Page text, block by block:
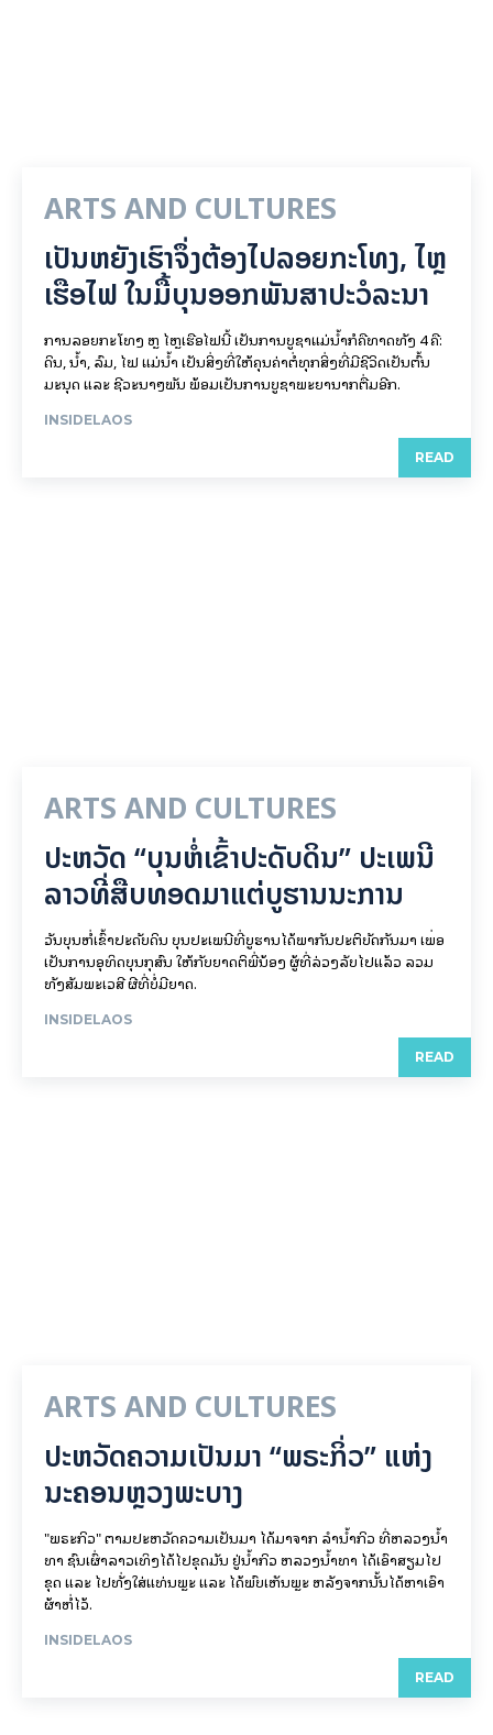
ARTS AND CULTURES
ເປັນ​ຫຍັງ​ເຮົາ​ຈຶ່ງ​ຕ້ອງ​ໄປລອຍ​ກະ​ໂທງ, ໄຫຼ​
ເຮືອ​ໄຟ ໃນ​ມື້​​ບຸນ​ອອກ​ພັນ​ສາ​ປະ​ວໍ​ລະ​ນາ
ການລອຍ​ກະ​ໂທງ ຫຼື ໄຫຼເຮືອໄຟນີ້ ເປັນການບູຊາແມ່ນໍ້າກໍຄືທາດທັງ 4 ຄື:
ດິນ, ນໍ້າ, ລົມ, ໄຟ ແມ່ນໍ້າ ເປັນສິ່ງທີ່ໃຫ້ຄຸນຄ່າຕໍ່ທຸກສິ່ງທີ່ມີຊີວິດເປັນຕົ້ນ
ມະນຸດ ແລະ ຊີວະນາໆພັນ ພ້ອມເປັນການບູຊາພະຍານາກຕື່ມອີກ.
INSIDELAOS
READ
ARTS AND CULTURES
ປະຫວັດ “ບຸນຫໍ່ເຂົ້າປະດັບດິນ” ປະເພນີ
ລາວທີ່ສືບທອດມາແຕ່ບູຮານນະການ
ວັນບຸນຫໍ່ເຂົ້າປະດັບດິນ ບຸນປະເພນີທີ່ບູຮານໄດ້ພາກັນປະຕິບັດກັນມາ ເພື່ອ
ເປັນການອຸທິດບຸນກຸສົນ ໃຫ້ກັບຍາດຕິພີ່ນ້ອງ ຜູ້ທີ່ລ່ວງລັບໄປແລ້ວ ລວມ
ທັງສັມພະເວສີ ຜີທີ່ບໍ່ມີຍາດ.
INSIDELAOS
READ
ARTS AND CULTURES
ປະຫວັດຄວາມເປັນມາ “ພຣະກິ່ວ” ແຫ່ງ
ນະຄອນຫຼວງພະບາງ
"ພຣະກິວ" ຕາມປະຫວັດຄວາມເປັນມາ ໄດ້ມາຈາກ ລຳນ້ຳກິວ ທີ່ຫລວງນ້ຳ
ທາ ຊົນເຜົ່າລາວເທິງໄດ້ໄປຂຸດມັນ ຢູ່ນ້ຳກິວ ຫລວງນ້ຳທາ ໄດ້ເອົາສຽມໄປ
ຂຸດ ແລະ ໄປທັ່ງໃສ່ແທ່ນພຼະ ແລະ ໄດ້ພົບເຫັນພຼະ ຫລັງຈາກນັ້ນໄດ້ຫາເອົາ
ຜ້າຫໍ່ໄວ້.
INSIDELAOS
READ